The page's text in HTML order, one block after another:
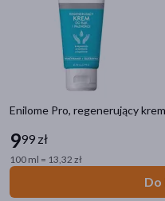
Enilome Pro, regenerujący
999 zł
100 ml = 13,32 zł
Do